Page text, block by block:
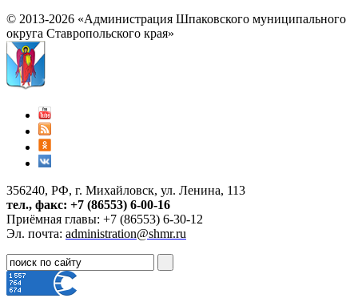
© 2013-2026 «Администрация Шпаковского муниципального
округа Ставропольского края»
356240, РФ, г. Михайловск, ул. Ленина, 113
тел., факс: +7 (86553) 6-00-16
Приёмная главы: +7 (86553) 6-30-12
Эл. почта: administration@shmr.ru